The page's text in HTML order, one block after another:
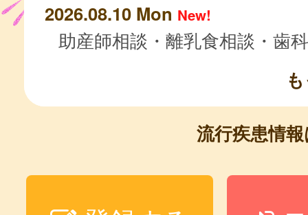
2026.08.10 Mon New!
流行疾患情